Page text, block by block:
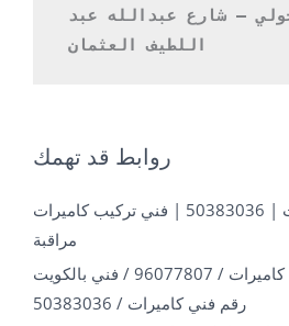
اللطيف العثمان
روابط قد تهمك
تركيب كاميرات الكويت | 50383036 | فني تركيب كاميرات
مراقبة
/ فني بالكويت
رقم فني كاميرات / 50383036